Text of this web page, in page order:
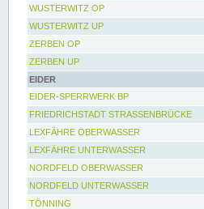
WUSTERWITZ OP
WUSTERWITZ UP
ZERBEN OP
ZERBEN UP
EIDER
EIDER-SPERRWERK BP
FRIEDRICHSTADT STRASSENBRÜCKE
LEXFÄHRE OBERWASSER
LEXFÄHRE UNTERWASSER
NORDFELD OBERWASSER
NORDFELD UNTERWASSER
TÖNNING